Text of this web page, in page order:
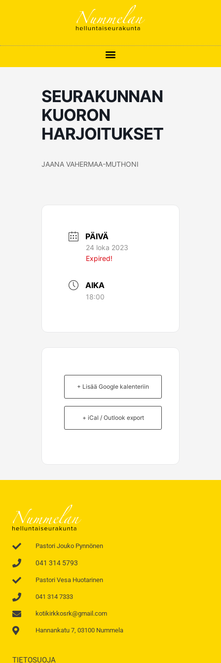
SEURAKUNNAN
KUORON
HARJOITUKSET
JAANA VAHERMAA-MUTHONI
PÄIVÄ
24 loka 2023
Expired!
AIKA
18:00
+ Lisää Google kalenteriin
+ iCal / Outlook export
Pastori Jouko Pynnönen
041 314 5793
Pastori Vesa Huotarinen
041 314 7333
kotikirkkosrk@gmail.com
Hannankatu 7, 03100 Nummela
TIETOSUOJA